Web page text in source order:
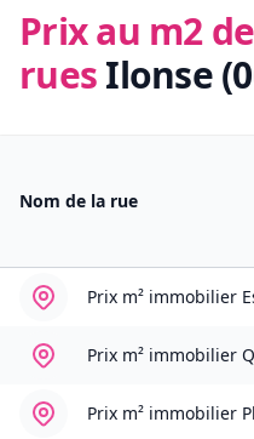
Prix au m2
ruesIlonse
Nom de la rue
Prix m² immobilier
Prix m² immobilier
Prix m² immobilier